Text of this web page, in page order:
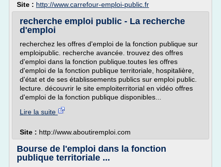
Site : http://www.carrefour-emploi-public.fr
recherche emploi public - La recherche
d'emploi
recherchez les offres d'emploi de la fonction publique sur
emploipublic. recherche avancée. trouvez des offres
d'emploi dans la fonction publique.toutes les offres
d'emploi de la fonction publique territoriale, hospitalière,
d'état et de ses établissements publics sur emploi public.
lecture. découvrir le site emploiterritorial en vidéo offres
d'emploi de la fonction publique disponibles...
Lire la suite
Site : http://www.aboutiremploi.com
Bourse de l'emploi dans la fonction
publique territoriale ...